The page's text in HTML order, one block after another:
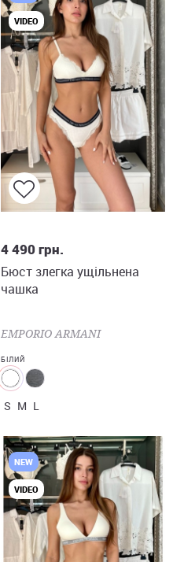
VIDEO
4 490грн.
Бюст злегка ущільнена
чашка
EMPORIO ARMANI
БІЛИЙ
S M L
NEW
VIDEO